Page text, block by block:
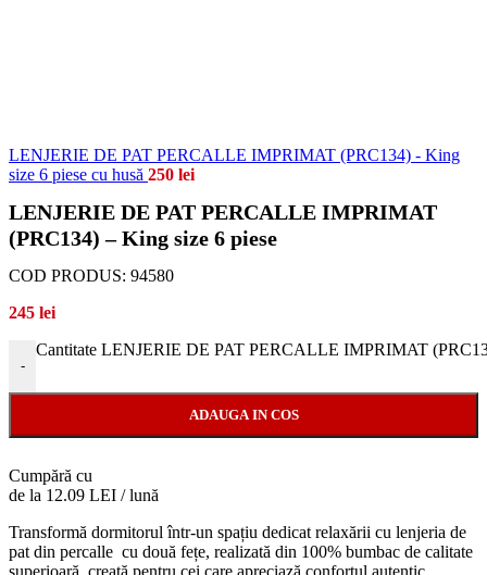
LENJERIE DE PAT PERCALLE IMPRIMAT (PRC134) - King
size 6 piese cu husă 250 lei
LENJERIE DE PAT PERCALLE IMPRIMAT
(PRC134) – King size 6 piese
COD PRODUS: 94580
245 lei
-
Cantitate LENJERIE DE PAT PERCALLE IMPRIMAT
ADAUGA IN COS
Cumpără cu
de la 12.09 LEI / lună
Transformă dormitorul într-un spațiu dedicat relaxării cu lenjeria de
pat din percalle cu două fețe, realizată din 100% bumbac de calitate
superioară, creată pentru cei care apreciază confortul autentic,